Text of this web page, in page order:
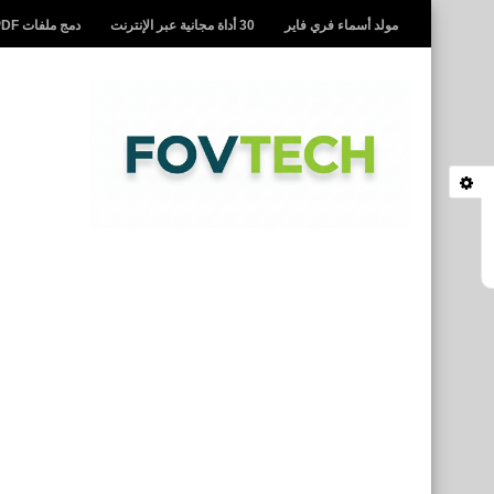
مولد أسماء فري فاير 30 أداة مجانية عبر الإنترنت دمج ملفات PDF